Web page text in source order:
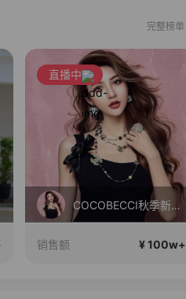
完整榜单
直播中
COCOBECCI秋季新款大上新！
销售额 ¥ 100w+